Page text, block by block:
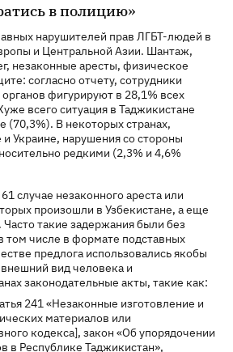
в полицию»
нарушителей прав ЛГБТ-людей в
и Центральной Азии. Шантаж,
незаконные аресты, физическое
согласно отчету, сотрудники
фигурируют в 28,1% всех
всего ситуация в Таджикистане
(70,3%). В некоторых странах,
Украине, нарушения со стороны
редкими (2,3% и 4,6%
случае незаконного ареста или
произошли в Узбекистане, а еще
такие задержания были без
том числе в формате подставных
предлога использовались якобы
вид человека и
законодательные акты, такие как:
241 «Незаконные изготовление и
материалов или
кодекса], закон «Об упорядочении
в Республике Таджикистан»,